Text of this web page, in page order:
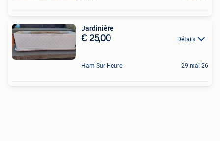
Jardinière
€ 25,00 Détails
Ham-Sur-Heure 29 mai 26